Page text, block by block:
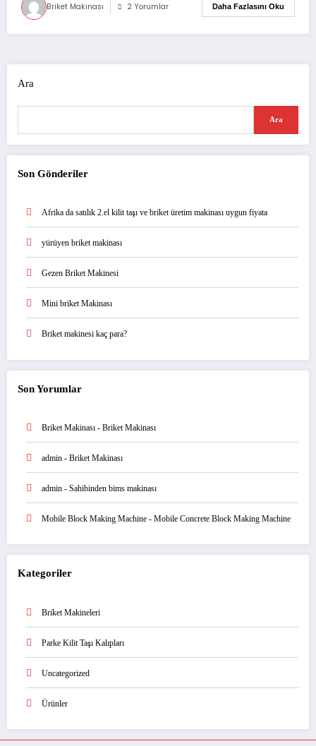
Briket Makinası 2 Yorumlar Daha Fazlasını Oku
Ara
Ara
Son Gönderiler
Afrika da satılık 2.el kilit taşı ve briket üretim makinası uygun fiyata
yürüyen briket makinası
Gezen Briket Makinesi
Mini briket Makinası
Briket makinesi kaç para?
Son Yorumlar
Briket Makinası - Briket Makinası
admin - Briket Makinası
admin - Sahibinden bims makinası
Mobile Block Making Machine - Mobile Concrete Block Making Machine
Kategoriler
Briket Makineleri
Parke Kilit Taşı Kalıpları
Uncategorized
Ürünler